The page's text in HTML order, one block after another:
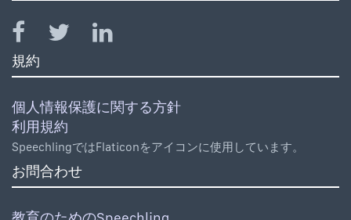
規約
個人情報保護に関する方針
利用規約
SpeechlingではFlaticonをアイコンに使用しています。
お問合わせ